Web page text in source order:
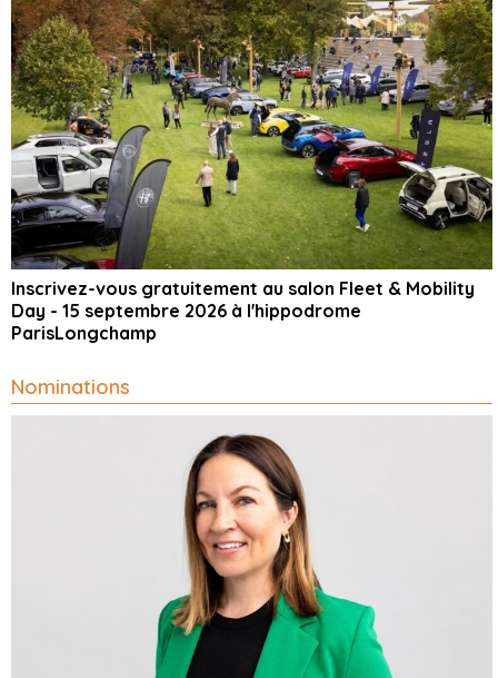
Inscrivez-vous gratuitement au salon Fleet & Mobility
Day - 15 septembre 2026 à l'hippodrome
ParisLongchamp
Nominations